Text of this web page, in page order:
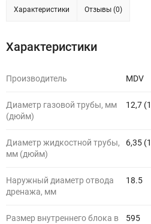
Характеристики Отзывы (0)
Характеристики
Производитель MDV
Диаметр газовой трубы, мм
(дюйм)
12,7
Диаметр жидкостной трубы,
мм (дюйм)
6,35
Наружный диаметр отвода
дренажа, мм
18.5
Размер внутреннего блока в
595